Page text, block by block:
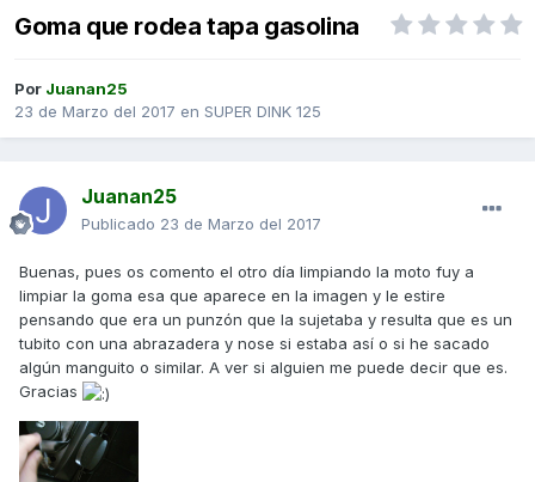
Goma que rodea tapa gasolina
Por Juanan25
23 de Marzo del 2017 en SUPER DINK 125
Juanan25
Publicado 23 de Marzo del 2017
Buenas, pues os comento el otro día limpiando la moto fuy a
limpiar la goma esa que aparece en la imagen y le estire
pensando que era un punzón que la sujetaba y resulta que es un
tubito con una abrazadera y nose si estaba así o si he sacado
algún manguito o similar. A ver si alguien me puede decir que es.
Gracias